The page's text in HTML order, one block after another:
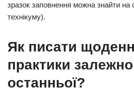
зразок заповнення можна знайти на
технікуму).
Як писати
практики
останньої?